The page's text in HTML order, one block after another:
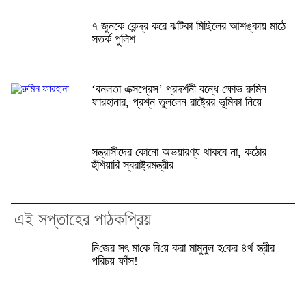
৭ জুনকে কেন্দ্র করে ঝটিকা মিছিলের আশঙ্কায় মাঠে
সতর্ক পুলিশ
‘বনলতা এক্সপ্রেস’ প্রদর্শনী বন্ধে ক্ষোভ রুমিন
ফারহানার, প্রশ্ন তুললেন রাষ্ট্রের ভূমিকা নিয়ে
সন্ত্রাসীদের কোনো অভয়ারণ্য থাকবে না, কঠোর
হুঁশিয়ারি স্বরাষ্ট্রমন্ত্রীর
এই সপ্তাহের পাঠকপ্রিয়
নি‌জের সৎ মা‌কে বি‌য়ে করা মামুনুল হ‌কের ৪র্থ স্ত্রীর
প‌রিচয় ফাঁস!